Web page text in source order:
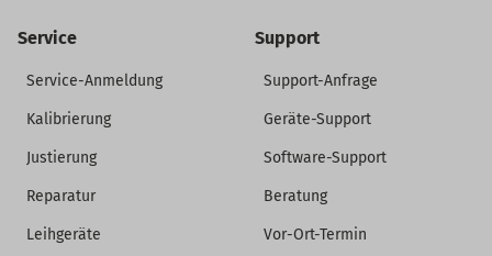
Service
Service-Anmeldung
Kalibrierung
Justierung
Reparatur
Leihgeräte
Support
Support-Anfrage
Geräte-Support
Software-Support
Beratung
Vor-Ort-Termin